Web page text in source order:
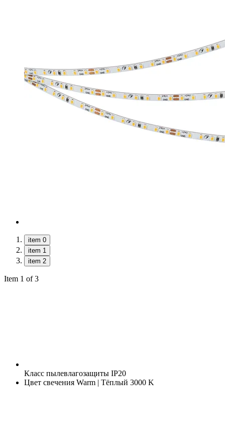
item 0
item 1
item 2
Item 1 of 3
Класс пылевлагозащиты IP20
Цвет свечения Warm | Тёплый 3000 K